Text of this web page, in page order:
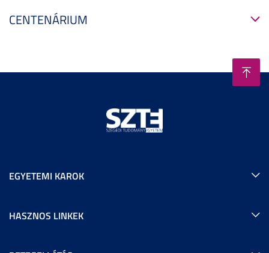
CENTENÁRIUM
EGYETEMI KAROK
HASZNOS LINKEK